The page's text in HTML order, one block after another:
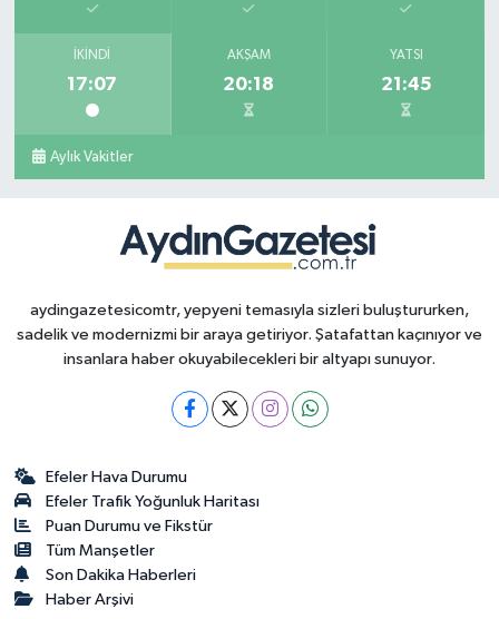
İKINDI
17:07
AKŞAM
20:18
YATSI
21:45
Aylık Vakitler
aydingazetesicomtr, yepyeni temasıyla sizleri buluştururken,
sadelik ve modernizmi bir araya getiriyor. Şatafattan kaçınıyor ve
insanlara haber okuyabilecekleri bir altyapı sunuyor.
Efeler Hava Durumu
Efeler Trafik Yoğunluk Haritası
Puan Durumu ve Fikstür
Tüm Manşetler
Son Dakika Haberleri
Haber Arşivi